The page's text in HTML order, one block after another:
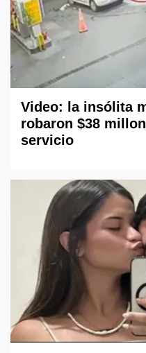
Video: la insólita
robaron $38
servicio